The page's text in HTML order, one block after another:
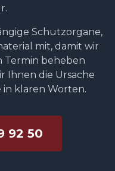
Schutzorgane,
mit, damit wir
Termin beheben
Ihnen die Ursache
klaren Worten.
92 50